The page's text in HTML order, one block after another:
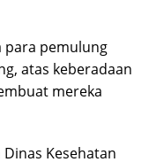
para pemulung
atas keberadaan
mereka
Kesehatan